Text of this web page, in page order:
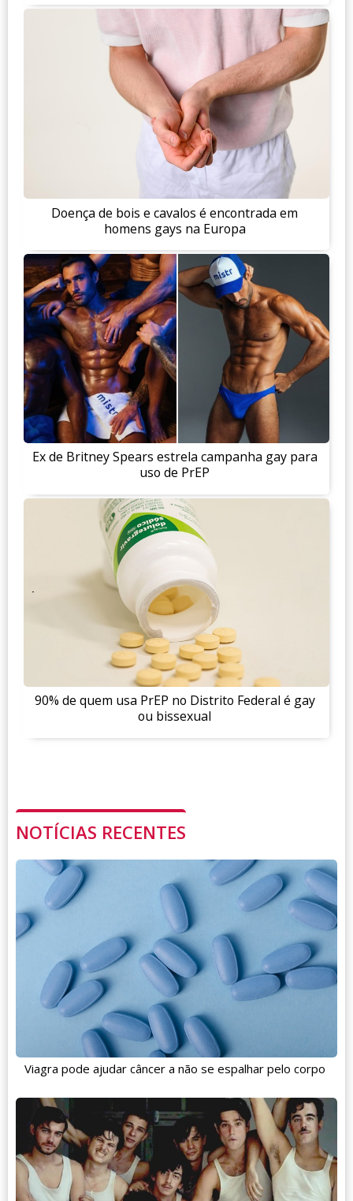
Doença de bois e cavalos é encontrada em
homens gays na Europa
Ex de Britney Spears estrela campanha gay para
uso de PrEP
90% de quem usa PrEP no Distrito Federal é gay
ou bissexual
NOTÍCIAS RECENTES
Viagra pode ajudar câncer a não se espalhar pelo corpo